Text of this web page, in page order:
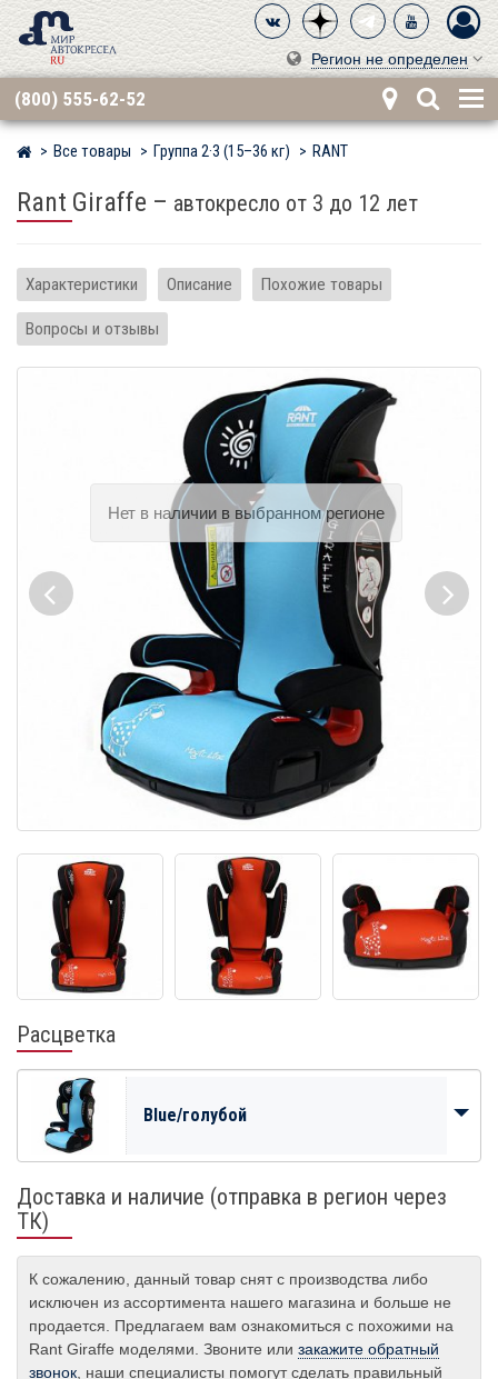
Регион не определен
(800) 555-62-52
Мир детских автокресел
Все товары Группа 2·3 (15–36 кг) RANT
Rant Giraffe – автокресло от 3 до 12 лет
Характеристики Описание Похожие товары
Вопросы и отзывы
Расцветка
Blue/голубой
Доставка и наличие (отправка в регион через
ТК)
К сожалению, данный товар снят с производства либо
исключен из ассортимента нашего магазина и больше не
продается. Предлагаем вам ознакомиться с похожими на
Rant Giraffe моделями. Звоните или закажите обратный
звонок, наши специалисты помогут сделать правильный